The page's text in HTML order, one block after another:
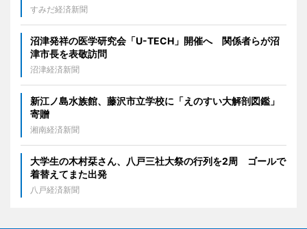
すみだ経済新聞
沼津発祥の医学研究会「U-TECH」開催へ 関係者らが沼
津市長を表敬訪問
沼津経済新聞
新江ノ島水族館、藤沢市立学校に「えのすい大解剖図鑑」
寄贈
湘南経済新聞
大学生の木村栞さん、八戸三社大祭の行列を2周 ゴールで
着替えてまた出発
八戸経済新聞